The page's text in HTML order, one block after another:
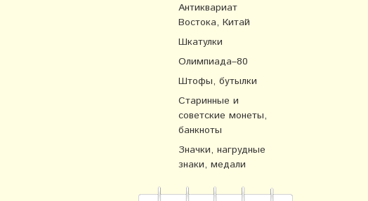
Антиквариат
Востока, Китай
Шкатулки
Олимпиада–80
Штофы, бутылки
Старинные и
советские монеты,
банкноты
Значки, нагрудные
знаки, медали